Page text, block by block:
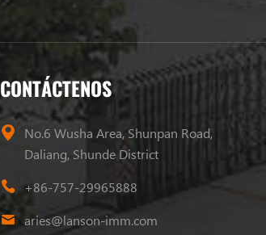
CONTÁCTENOS
No.6 Wusha Area, Shunpan Road,
Daliang, Shunde District
+86-757-29965888
aries@lanson-imm.com